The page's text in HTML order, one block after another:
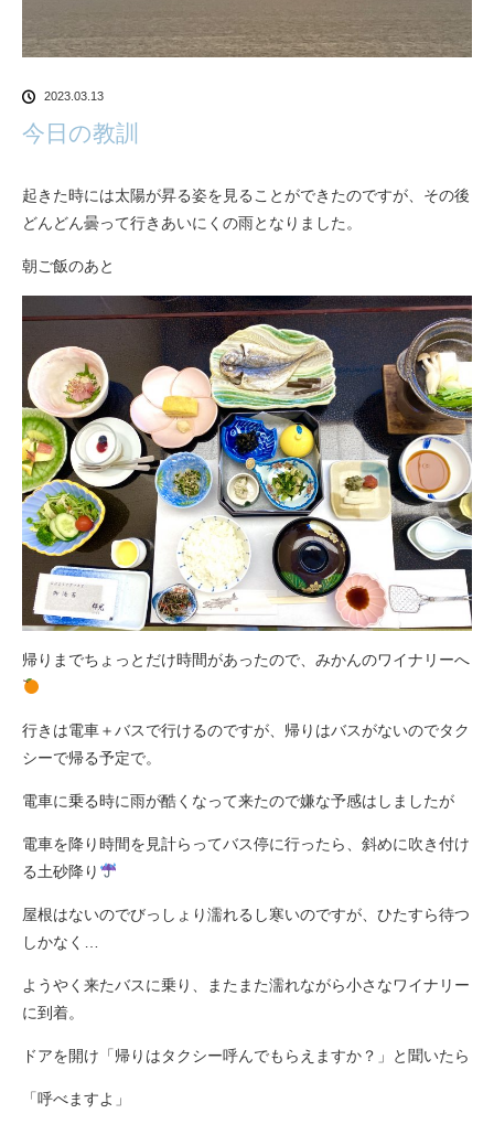
2023.03.13
今日の教訓
起きた時には太陽が昇る姿を見ることができたのですが、その後
どんどん曇って行きあいにくの雨となりました。
朝ご飯のあと
帰りまでちょっとだけ時間があったので、みかんのワイナリーへ
行きは電車＋バスで行けるのですが、帰りはバスがないのでタク
シーで帰る予定で。
電車に乗る時に雨が酷くなって来たので嫌な予感はしましたが
電車を降り時間を見計らってバス停に行ったら、斜めに吹き付け
る土砂降り
屋根はないのでびっしょり濡れるし寒いのですが、ひたすら待つ
しかなく…
ようやく来たバスに乗り、またまた濡れながら小さなワイナリー
に到着。
ドアを開け「帰りはタクシー呼んでもらえますか？」と聞いたら
「呼べますよ」